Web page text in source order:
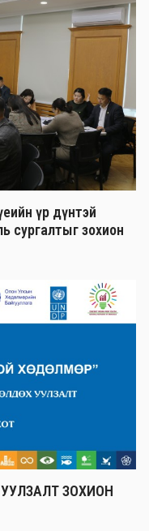
үр дүнтэй
сургалтыг зохион
УУЛЗАЛТ ЗОХИОН